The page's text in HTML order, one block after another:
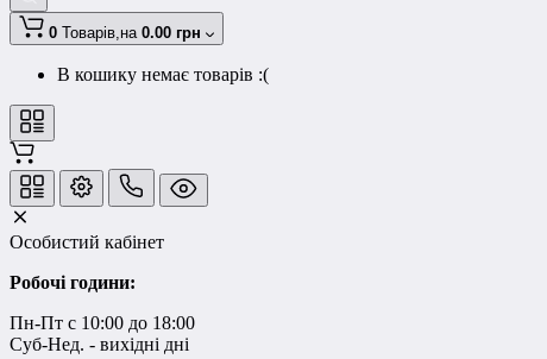
0 Товарів,на 0.00 грн
В кошику немає товарів :(
Особистий кабінет
Робочі години:
Пн-Пт с 10:00 до 18:00
Суб-Нед. - вихідні дні